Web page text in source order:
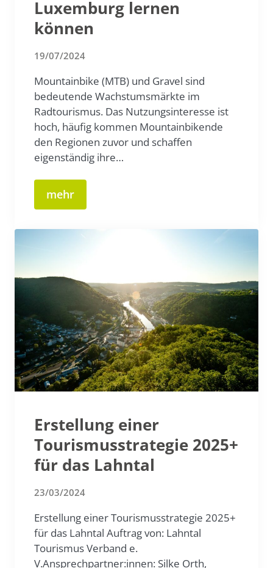
Luxemburg lernen
können
19/07/2024
Mountainbike (MTB) und Gravel sind
bedeutende Wachstumsmärkte im
Radtourismus. Das Nutzungsinteresse ist
hoch, häufig kommen Mountainbikende
den Regionen zuvor und schaffen
eigenständig ihre…
mehr
Erstellung einer
Tourismusstrategie 2025+
für das Lahntal
23/03/2024
Erstellung einer Tourismusstrategie 2025+
für das Lahntal Auftrag von: Lahntal
Tourismus Verband e.
V.Ansprechpartner:innen: Silke Orth,